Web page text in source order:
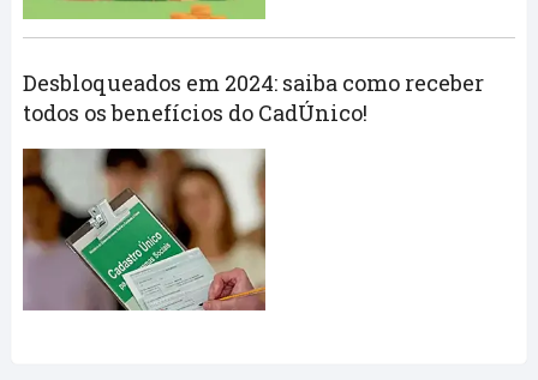
Desbloqueados em 2024: saiba como receber
todos os benefícios do CadÚnico!